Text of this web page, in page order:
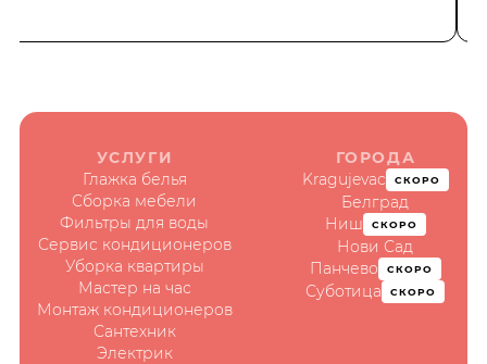
УСЛУГИ
Глажка белья
Сборка мебели
Фильтры для воды
Сервис кондиционеров
Уборка квартиры
Мастер на час
Монтаж кондиционеров
Сантехник
Электрик
ГОРОДА
Kragujevac
СКОРО
Белград
Ниш
СКОРО
Нови Сад
Панчево
СКОРО
Суботица СКОРО